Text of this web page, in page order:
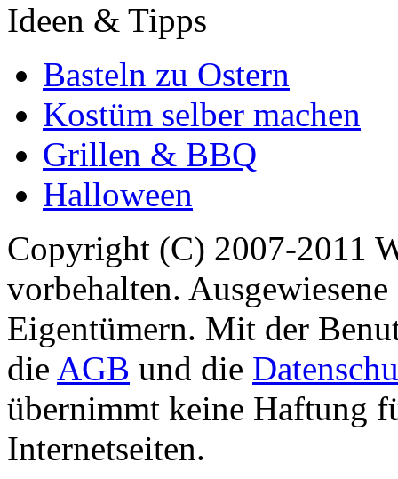
Ideen & Tipps
Basteln zu Ostern
Kostüm selber machen
Grillen & BBQ
Halloween
Copyright (C) 2007-2011
vorbehalten.
Eigentümern. Mit der
die AGB und die
übernimmt keine Haftung
Internetseiten.